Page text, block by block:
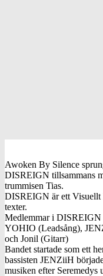
Awoken By Silence
DISREIGN tillsammans
trummisen Tias.
DISREIGN är ett Visuellt
texter.
Medlemmar i DISREIGN
YOHIO (Leadsång),
och Jonil (Gitarr)
Bandet startade som ett
bassisten JENZiiH
musiken efter Seremedys